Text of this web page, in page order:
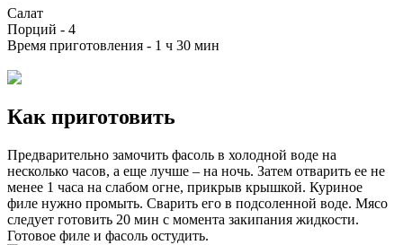
Салат
Порций - 4
Время приготовления - 1 ч 30 мин
Как приготовить
Предварительно замочить фасоль в холодной воде на
несколько часов, а еще лучше – на ночь. Затем отварить ее не
менее 1 часа на слабом огне, прикрыв крышкой. Куриное
филе нужно промыть. Сварить его в подсоленной воде. Мясо
следует готовить 20 мин с момента закипания жидкости.
Готовое филе и фасоль остудить.